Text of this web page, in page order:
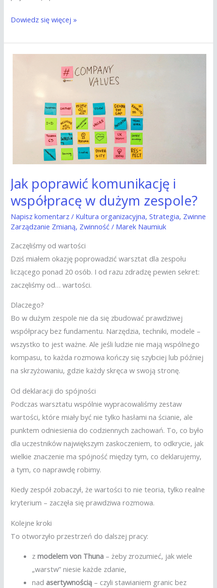
Dowiedz się więcej »
Jak poprawić komunikację i
współpracę w dużym zespole?
Napisz komentarz / Kultura organizacyjna,Strategia, Zwinne
Zarządzanie Zmianą, Zwinność / Marek Naumiuk
Zaczęliśmy od wartości
Dziś miałem okazję poprowadzić warsztat dla zespołu
liczącego ponad 20 osób. I od razu zdradzę pewien sekret:
zaczęliśmy od… wartości.
Dlaczego?
Bo w dużym zespole nie da się zbudować prawdziwej
współpracy bez fundamentu. Narzędzia, techniki, modele –
wszystko to jest ważne. Ale jeśli ludzie nie mają wspólnego
kompasu, to każda rozmowa kończy się szybciej lub później
na skrzyżowaniu, gdzie każdy skręca w swoją stronę.
Od deklaracji do spójności
Podczas warsztatu wspólnie wypracowaliśmy zestaw
wartości, które miały być nie tylko hasłami na ścianie, ale
punktem odniesienia do codziennych zachowań. To, co było
dla uczestników największym zaskoczeniem, to odkrycie, jak
wielkie znaczenie ma spójność między tym, co deklarujemy,
a tym, co naprawdę robimy.
Kiedy zespół zobaczył, że wartości to nie teoria, tylko realne
kryterium – zaczęła się prawdziwa rozmowa.
Kolejne kroki
To otworzyło przestrzeń do dalszej pracy:
zmodelem von Thuna – żeby zrozumieć, jak wiele
„warstw” niesie każde zdanie,
nad asertywnością – czyli stawianiem granic bez
współpracę